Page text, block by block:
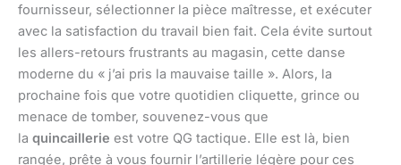
fournisseur, sélectionner la pièce maîtresse, et exécuter
avec la satisfaction du travail bien fait. Cela évite surtout
les allers-retours frustrants au magasin, cette danse
moderne du « j’ai pris la mauvaise taille ». Alors, la
prochaine fois que votre quotidien cliquette, grince ou
menace de tomber, souvenez-vous que
la quincaillerie est votre QG tactique. Elle est là, bien
rangée, prête à vous fournir l’artillerie légère pour ces